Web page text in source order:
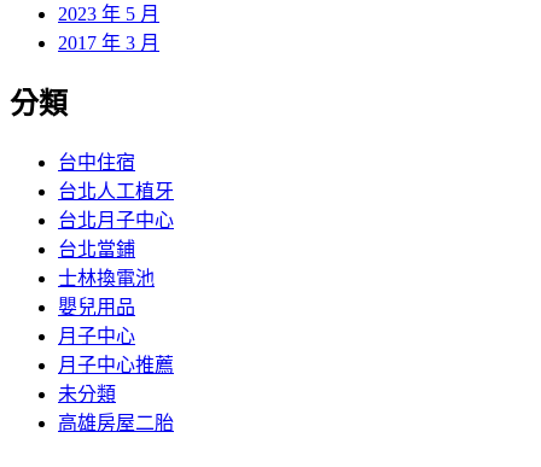
2023 年 5 月
2017 年 3 月
分類
台中住宿
台北人工植牙
台北月子中心
台北當鋪
士林換電池
嬰兒用品
月子中心
月子中心推薦
未分類
高雄房屋二胎